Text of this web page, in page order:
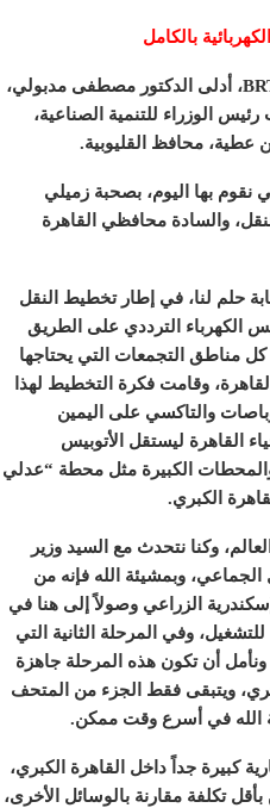
بالكامل
عقب جولته التفقدية لمتابعة جاهزية المرحلة الأولى من مشروع الأتوبيس الترددي BRT، أدلى الدكتور مصطفى مدبولي،
الوزراء للتنمية الصناعية،
عطية، محافظ القليوبية.
نقوم بها اليوم، بصحبة زميلي
والسادة محافظي القاهرة
حلم لنا، في إطار تخطيط النقل
الكهرباء الترددي على الطريق
لخدمة كل مناطق التجمعات التي يحتاجها
وقامت فكرة التخطيط لهذا
والتاكسي على اليمين
القاهرة ليستقل الأتوبيس
والمحطات الكبيرة مثل محطة “عدلي
الكبري.
وكنا نتحدث مع السيد وزير
وبمشيئة الله فإنه من
الزراعي وصولاً إلى هنا في
وفي المرحلة الثانية التي
أن تكون هذه المرحلة جاهزة
ويتبقى فقط الجزء من المتحف
الله في أسرع وقت ممكن.
كبيرة جداً داخل القاهرة الكبري،
تكلفة مقارنة بالوسائل الأخرى،